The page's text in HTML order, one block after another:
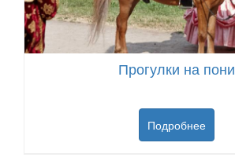
Прогулки на пони
Подробнее